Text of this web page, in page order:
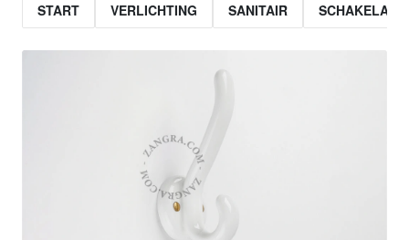
START VERLICHTING SANITAIR